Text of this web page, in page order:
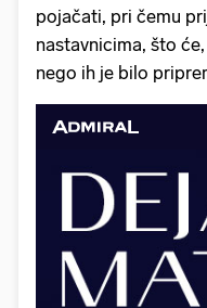
pojačati, pri čemu
nastavnicima, što
nego ih je bilo